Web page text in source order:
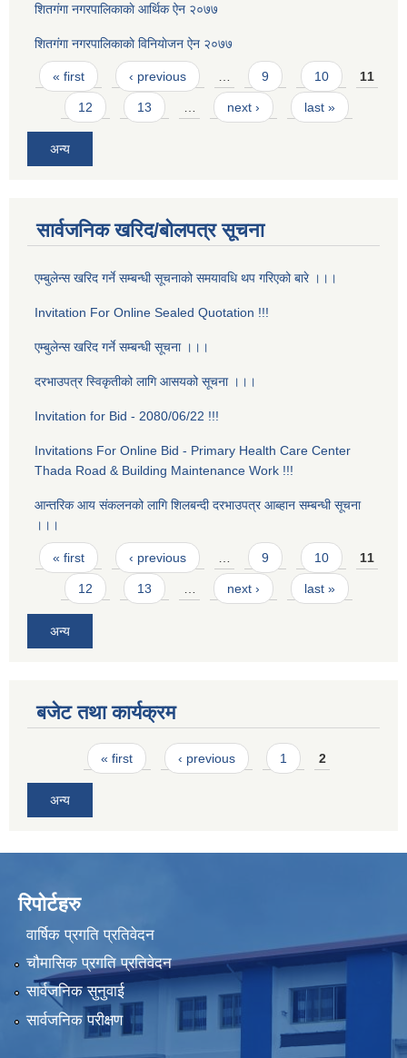
शितगंगा नगरपालिकाकाे आर्थिक ऐन २०७७
शितगंगा नगरपालिकाकाे विनियाेजन ऐन २०७७
Pages
« first ‹ previous 9 10 11
12 13 next › last »
अन्य
सार्वजनिक खरिद/बोलपत्र सूचना
एम्बुलेन्स खरिद गर्ने सम्बन्धी सूचनाको समयावधि थप गरिएको बारे ।।।
Invitation For Online Sealed Quotation !!!
एम्बुलेन्स खरिद गर्ने सम्बन्धी सूचना ।।।
दरभाउपत्र स्विकृतीको लागि आसयको सूचना ।।।
Invitation for Bid - 2080/06/22 !!!
Invitations For Online Bid - Primary Health Care Center
Thada Road & Building Maintenance Work !!!
आन्तरिक आय स‌ंकलनको लागि शिलबन्दी दरभाउपत्र आब्हान सम्बन्धी सूचना
।।।
Pages
« first ‹ previous … 9 10 11
12 13 … next › last »
अन्य
बजेट तथा कार्यक्रम
Pages« first ‹ previous 1 2
अन्य
रिपोर्टहरु
वार्षिक प्रगति प्रतिवेदन
चौमासिक प्रगति प्रतिवेदन
सार्वजनिक सुनुवाई
सार्वजनिक परीक्षण